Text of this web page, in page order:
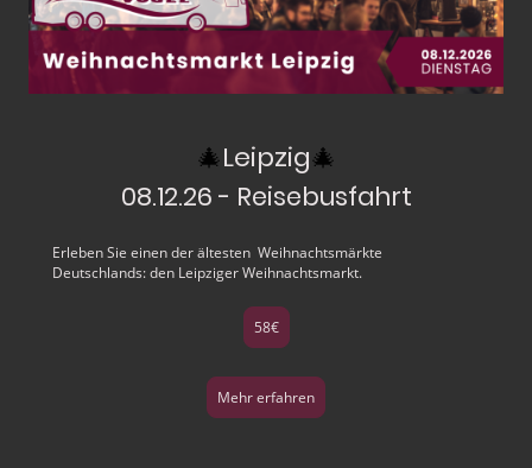
🎄Leipzig🎄
08.12.26 - Reisebusfahrt
Erleben Sie einen der ältesten Weihnachtsmärkte
Deutschlands: den Leipziger Weihnachtsmarkt.
58€
Mehr erfahren